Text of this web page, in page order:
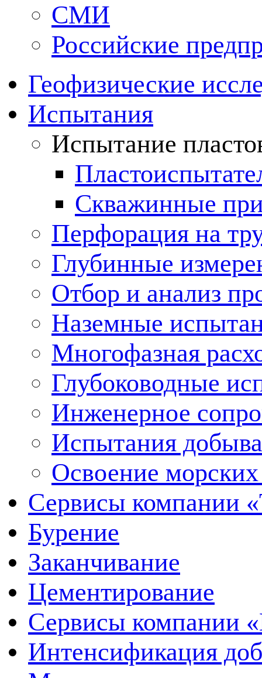
СМИ
Российские
Геофизические
Испытания
Испытание
Скважинные
Перфорация на
Глубинные
Отбор и анализ
Наземные
Многофазная
Глубоководные
Инженерное
Испытания
Освоение
Сервисы компании
Бурение
Заканчивание
Цементирование
Сервисы компании
Интенсификация